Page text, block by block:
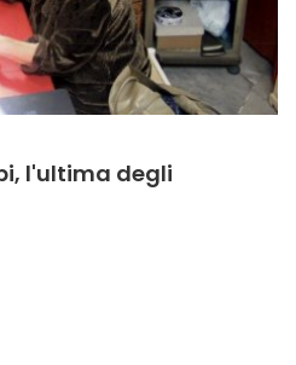
l'ultima degli